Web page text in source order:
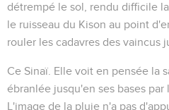
détrempé le sol, rendu difficile
le ruisseau du Kison au point
rouler les cadavres des vaincus
Ce Sinaï . Elle voit en pensée la
ébranlée jusqu'en ses bases par
L'image de la pluie n'a pas